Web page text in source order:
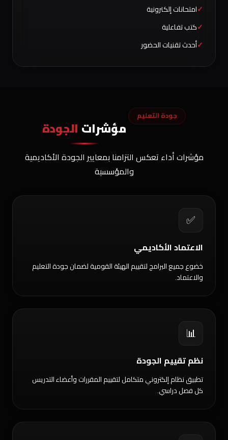
امتحانات إلكترونية
كتب تفاعلية
أحدث تقنيات الحضور
جودة التعليم
مؤشرات الجودة
مؤشرات أداء تعكس التزامنا بمعايير الجودة الأكاديمية
والمؤسسية
✅
الاعتماد الأكاديمي
خضوع جميع البرامج لتقييم الهيئة القومية لضمان جودة التعليم
والاعتماد.
📊
نظم تقييم الجودة
تطبيق نظام إلكتروني متكامل لتقييم المقررات وأعضاء التدريس
كل فصل دراسي.